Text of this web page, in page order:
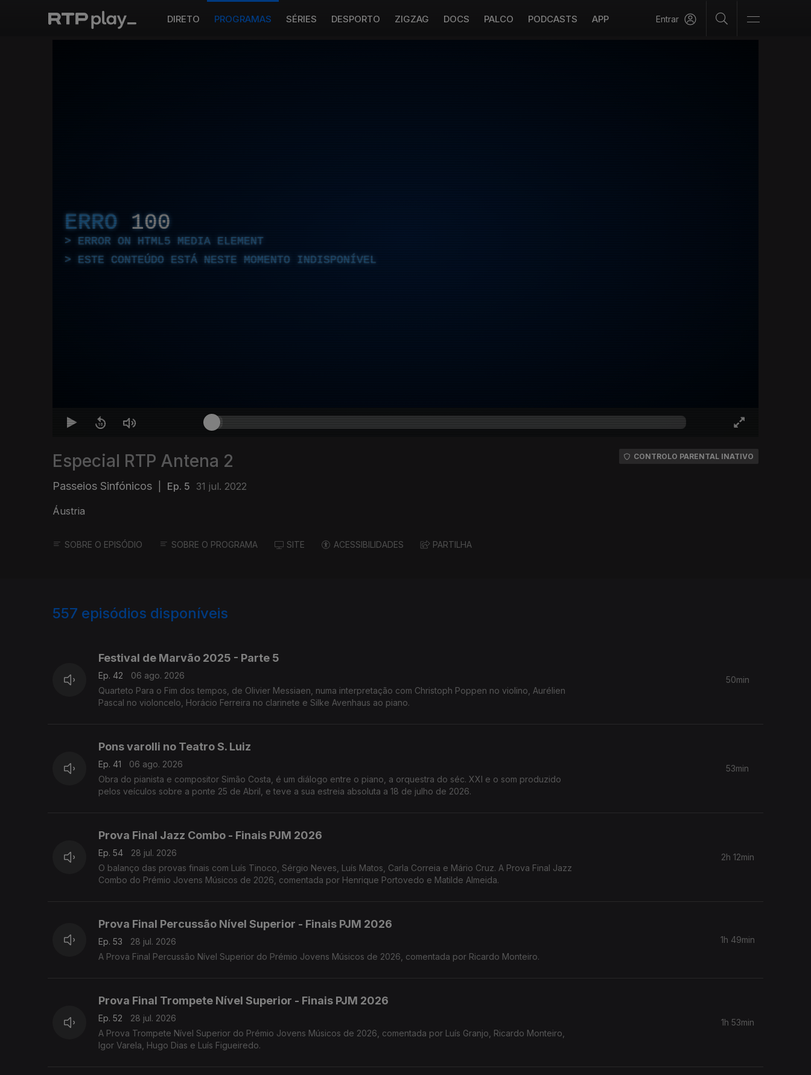
DIRETO PROGRAMAS SÉRIES DESPORTO ZIGZAG DOCS PALCO PODCASTS APP Entrar
ERRO 100
ERROR ON HTML5 MEDIA ELEMENT
ESTE CONTEÚDO ESTÁ NESTE MOMENTO INDISPONÍVEL
Especial RTP Antena 2
Passeios Sinfónicos Ep. 5 31 jul. 2022
Áustria
CONTROLO PARENTAL INATIVO
SOBRE O EPISÓDIO SOBRE O PROGRAMA SITE ACESSIBILIDADES PARTILHA
557 episódios disponíveis
Festival de Marvão 2025 - Parte 5
Ep. 42
06 ago. 2026
Quarteto Para o Fim dos tempos, de Olivier Messiaen, numa interpretação com Christoph Poppen no violino, Aurélien
Pascal no violoncelo, Horácio Ferreira no clarinete e Silke Avenhaus ao piano.
50min
Pons varolli no Teatro S. Luiz
Ep. 41
06 ago. 2026
Obra do pianista e compositor Simão Costa, é um diálogo entre o piano, a orquestra do séc. XXI e o som produzido
pelos veículos sobre a ponte 25 de Abril, e teve a sua estreia absoluta a 18 de julho de 2026.
53min
Prova Final Jazz Combo - Finais PJM 2026
Ep. 54
28 jul. 2026
O balanço das provas finais com Luís Tinoco, Sérgio Neves, Luís Matos, Carla Correia e Mário Cruz. A Prova Final Jazz
Combo do Prémio Jovens Músicos de 2026, comentada por Henrique Portovedo e Matilde Almeida.
2h 12min
Prova Final Percussão Nível Superior - Finais PJM 2026
Ep. 53
28 jul. 2026
A Prova Final Percussão Nível Superior do Prémio Jovens Músicos de 2026, comentada por Ricardo Monteiro.
1h 49min
Prova Final Trompete Nível Superior - Finais PJM 2026
Ep. 52
28 jul. 2026
A Prova Trompete Nível Superior do Prémio Jovens Músicos de 2026, comentada por Luís Granjo, Ricardo Monteiro,
Igor Varela, Hugo Dias e Luís Figueiredo.
1h 53min